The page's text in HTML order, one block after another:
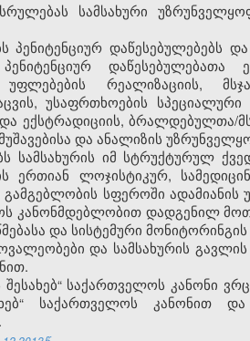
სამსახური
პენიტენციურ დაწესებულებებს
დაწესებულებათა
რეალიზაციის,
უსაფრთხოების სპეციალური
ექსტრადიციის, ბრალდებულთა/
და ანალიზის
სამსახურის იმ სტრუქტურულ
ერთიან ლოჯისტიკურ,
სფეროში ადამიანის
კანონმდებლობით დადგენილ
და სისტემური
და სამსახურის
შესახებ“ საქართველოს კანონი
საქართველოს კანონით